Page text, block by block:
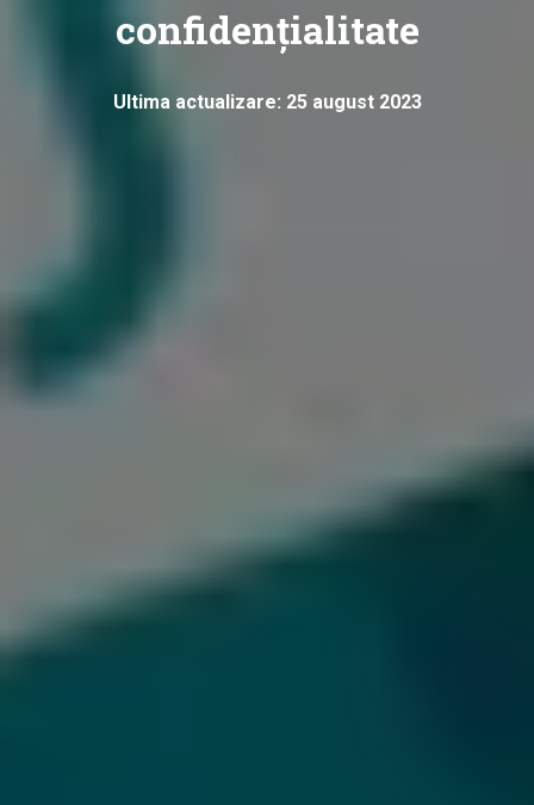
confidențialitate
Ultima actualizare: 25 august 2023